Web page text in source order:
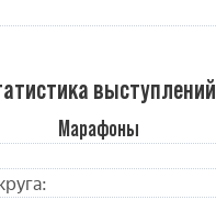
выступлений
Марафоны